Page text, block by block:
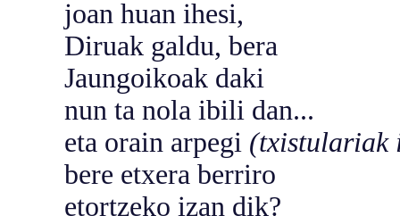
joan huan ihesi,
Diruak galdu, bera
Jaungoikoak daki
nun ta nola ibili dan...
eta orain arpegi (txistulariak
bere etxera berriro
etortzeko izan dik?